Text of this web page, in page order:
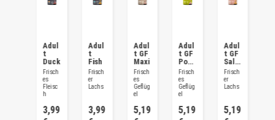
Adul
t
Duck
Frisch
es
Fleisc
h
3,99
Adul
t
Fish
Frisch
er
Lachs
3,99
Adul
t GF
Maxi
Frisch
es
Geflüg
el
5,19
Adul
t GF
Poul
try
Frisch
es
Geflüg
el
5,19
Adul
t GF
Salm
on
Frisch
er
Lachs
5,19